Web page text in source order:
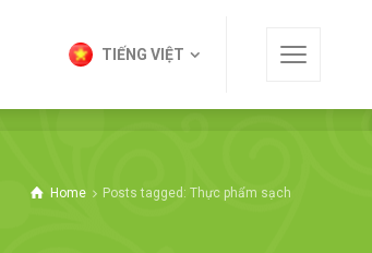
TIẾNG VIỆT
Home Posts tagged: Thực phẩm sạch